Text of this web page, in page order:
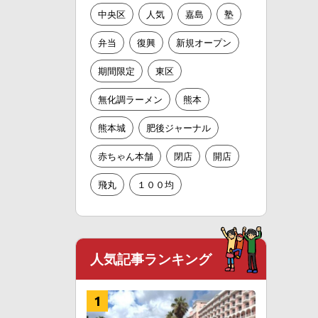
中央区 人気 嘉島 塾
弁当 復興 新規オープン
期間限定 東区
無化調ラーメン 熊本
熊本城 肥後ジャーナル
赤ちゃん本舗 閉店 開店
飛丸 １００均
人気記事ランキング